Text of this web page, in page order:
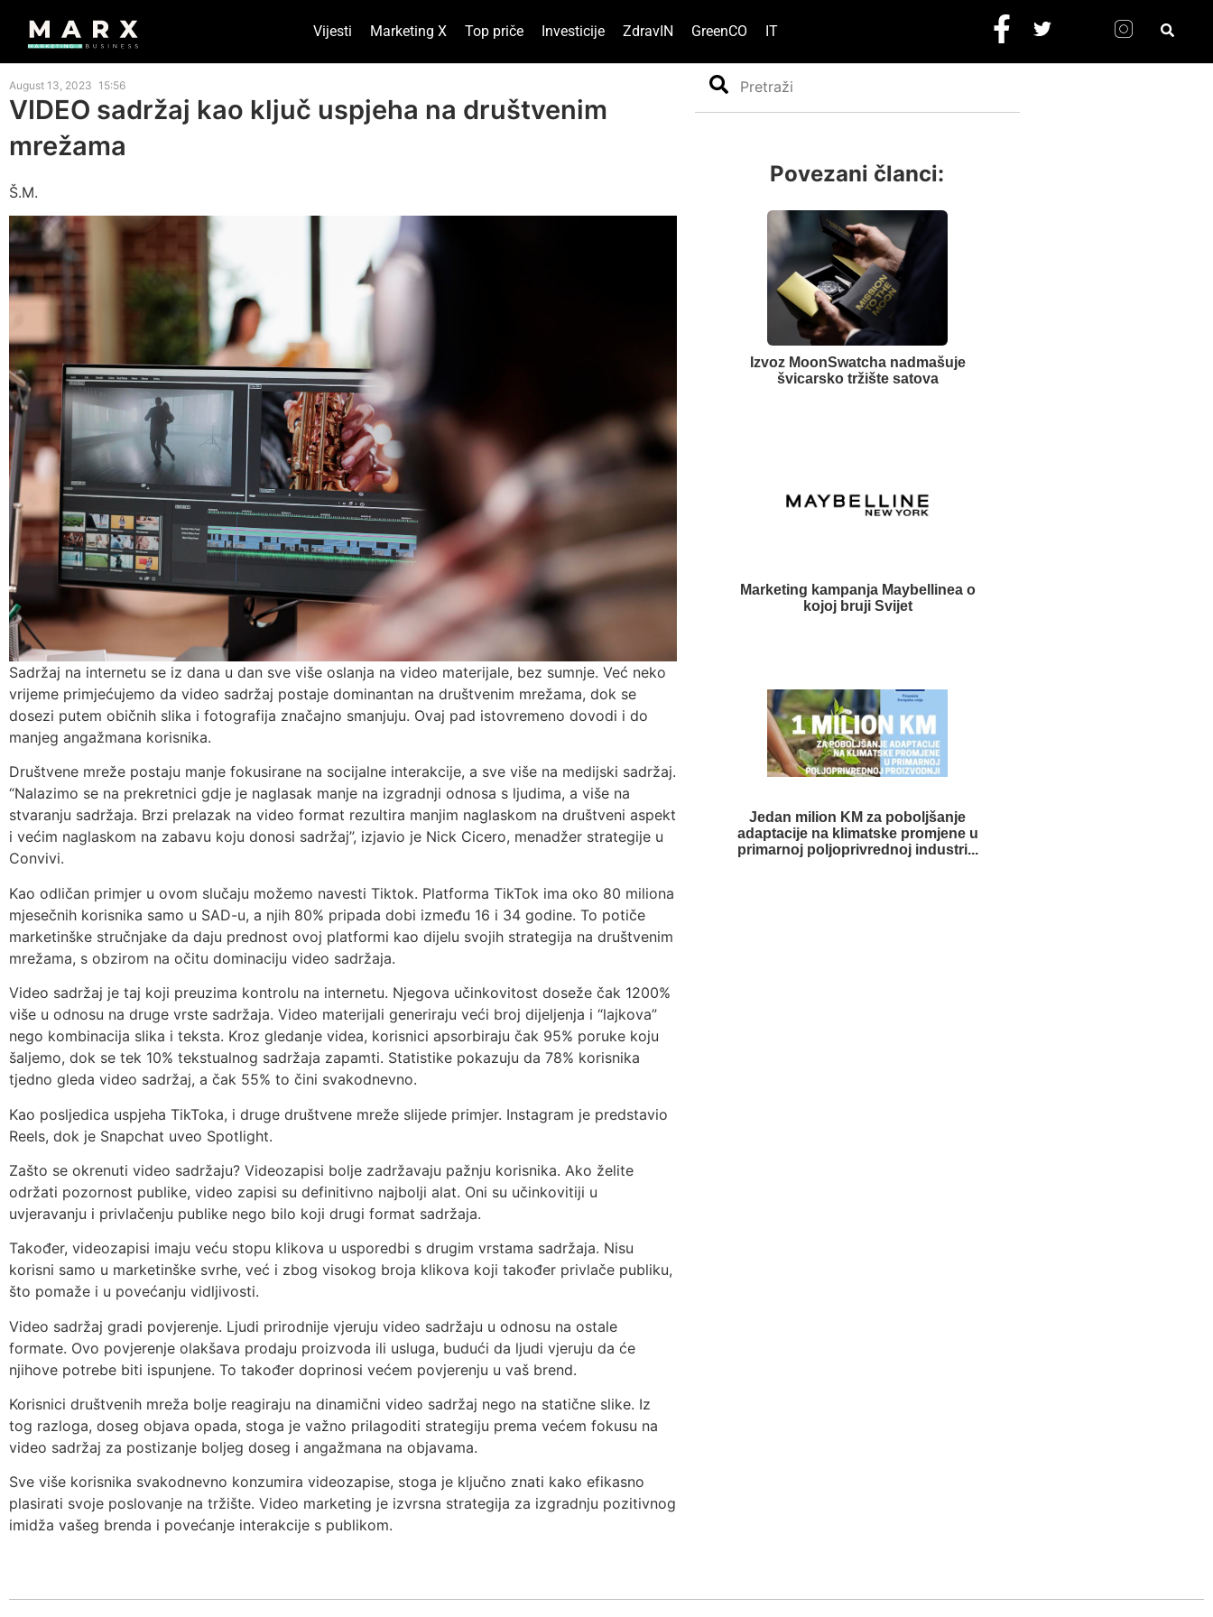
Vijesti Marketing X Top priče Investicije ZdravIN GreenCO IT
August 13, 2023 15:56
VIDEO sadržaj kao ključ uspjeha na društvenim
mrežama
Š.M.
Sadržaj na internetu se iz dana u dan sve više oslanja na video materijale, bez sumnje. Već neko
vrijeme primjećujemo da video sadržaj postaje dominantan na društvenim mrežama, dok se
dosezi putem običnih slika i fotografija značajno smanjuju. Ovaj pad istovremeno dovodi i do
manjeg angažmana korisnika.
Društvene mreže postaju manje fokusirane na socijalne interakcije, a sve više na medijski sadržaj.
“Nalazimo se na prekretnici gdje je naglasak manje na izgradnji odnosa s ljudima, a više na
stvaranju sadržaja. Brzi prelazak na video format rezultira manjim naglaskom na društveni aspekt
i većim naglaskom na zabavu koju donosi sadržaj”, izjavio je Nick Cicero, menadžer strategije u
Convivi.
Kao odličan primjer u ovom slučaju možemo navesti Tiktok. Platforma TikTok ima oko 80 miliona
mjesečnih korisnika samo u SAD-u, a njih 80% pripada dobi između 16 i 34 godine. To potiče
marketinške stručnjake da daju prednost ovoj platformi kao dijelu svojih strategija na društvenim
mrežama, s obzirom na očitu dominaciju video sadržaja.
Video sadržaj je taj koji preuzima kontrolu na internetu. Njegova učinkovitost doseže čak 1200%
više u odnosu na druge vrste sadržaja. Video materijali generiraju veći broj dijeljenja i “lajkova”
nego kombinacija slika i teksta. Kroz gledanje videa, korisnici apsorbiraju čak 95% poruke koju
šaljemo, dok se tek 10% tekstualnog sadržaja zapamti. Statistike pokazuju da 78% korisnika
tjedno gleda video sadržaj, a čak 55% to čini svakodnevno.
Kao posljedica uspjeha TikToka, i druge društvene mreže slijede primjer. Instagram je predstavio
Reels, dok je Snapchat uveo Spotlight.
Zašto se okrenuti video sadržaju? Videozapisi bolje zadržavaju pažnju korisnika. Ako želite
održati pozornost publike, video zapisi su definitivno najbolji alat. Oni su učinkovitiji u
uvjeravanju i privlačenju publike nego bilo koji drugi format sadržaja.
Također, videozapisi imaju veću stopu klikova u usporedbi s drugim vrstama sadržaja. Nisu
korisni samo u marketinške svrhe, već i zbog visokog broja klikova koji također privlače publiku,
što pomaže i u povećanju vidljivosti.
Video sadržaj gradi povjerenje. Ljudi prirodnije vjeruju video sadržaju u odnosu na ostale
formate. Ovo povjerenje olakšava prodaju proizvoda ili usluga, budući da ljudi vjeruju da će
njihove potrebe biti ispunjene. To također doprinosi većem povjerenju u vaš brend.
Korisnici društvenih mreža bolje reagiraju na dinamični video sadržaj nego na statične slike. Iz
tog razloga, doseg objava opada, stoga je važno prilagoditi strategiju prema većem fokusu na
video sadržaj za postizanje boljeg doseg i angažmana na objavama.
Sve više korisnika svakodnevno konzumira videozapise, stoga je ključno znati kako efikasno
plasirati svoje poslovanje na tržište. Video marketing je izvrsna strategija za izgradnju pozitivnog
imidža vašeg brenda i povećanje interakcije s publikom.
Search
Povezani članci:
Izvoz MoonSwatcha nadmašuje
švicarsko tržište satova
Marketing kampanja Maybellinea o
kojoj bruji Svijet
Jedan milion KM za poboljšanje
adaptacije na klimatske promjene u
primarnoj poljoprivrednoj industri...